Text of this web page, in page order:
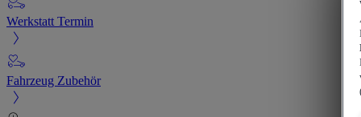
Werkstatt Termin
Fahrzeug Zubehör